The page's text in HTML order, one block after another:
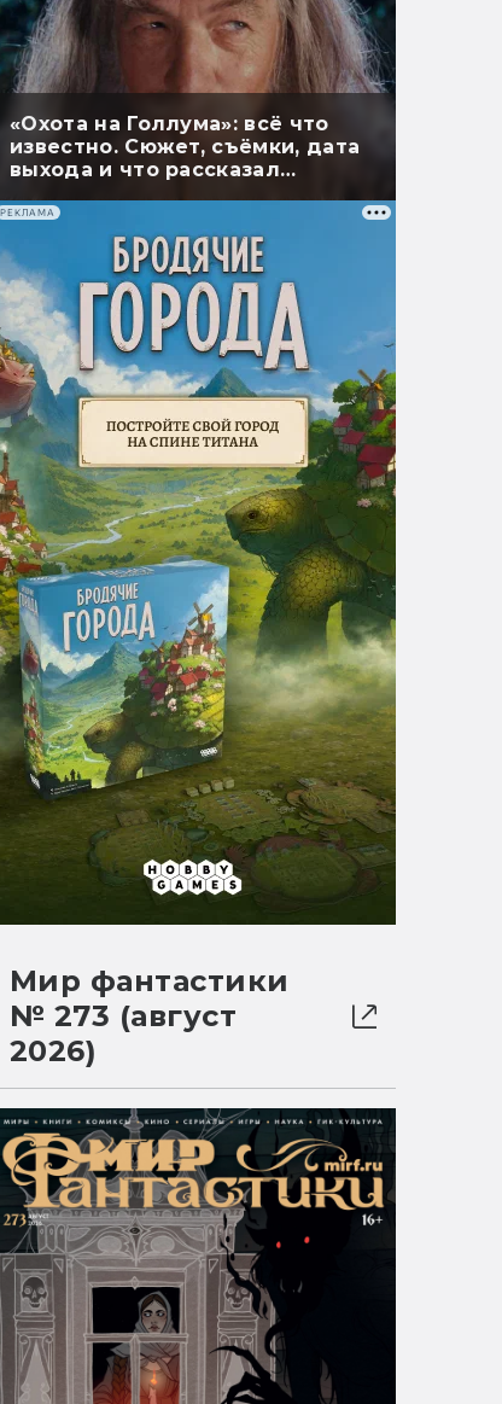
«Охота на Голлума»: всё что
известно. Сюжет, съёмки, дата
выхода и что рассказал
РЕКЛАМА
Мир фантастики
№ 273 (август
2026)